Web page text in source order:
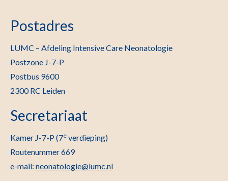
Postadres
LUMC – Afdeling Intensive Care Neonatologie
Postzone J-7-P
Postbus 9600
2300 RC Leiden
Secretariaat
Kamer J-7-P (7e verdieping)
Routenummer 669
e-mail: neonatologie@lumc.nl